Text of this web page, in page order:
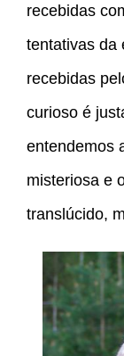
recebidas
tentativas da
recebidas
curioso é
entendemos
misteriosa e
translúcido,